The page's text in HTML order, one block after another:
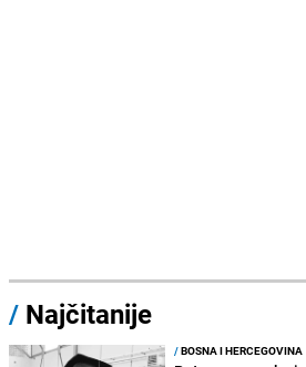
/ Najčitanije
/BOSNA I HERCEGOVINA